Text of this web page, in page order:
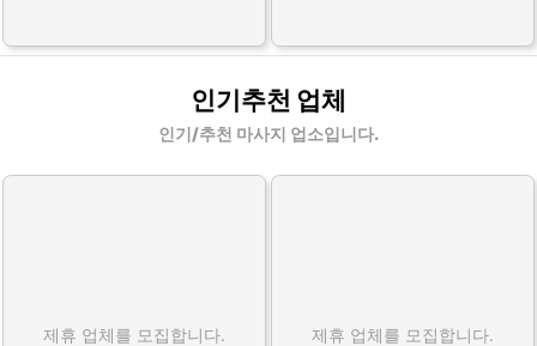
인기추천 업체
인기/추천 마사지 업소입니다.
제휴 업체를 모집합니다. 제휴 업체를 모집합니다.